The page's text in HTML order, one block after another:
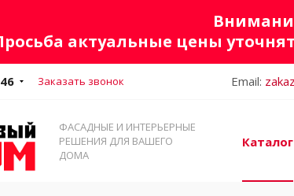
актуальные цены
Заказать звонок Email:
ФАСАДНЫЕ И ИНТЕРЬЕРНЫЕ
РЕШЕНИЯ ДЛЯ ВАШЕГО
ДОМА
Каталог